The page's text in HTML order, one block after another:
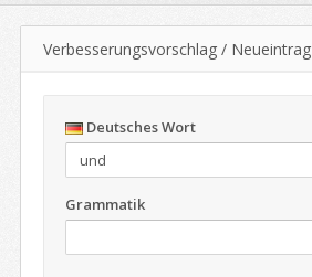
Verbesserungsvorschlag / Neueintrag
Deutsches Wort
Grammatik